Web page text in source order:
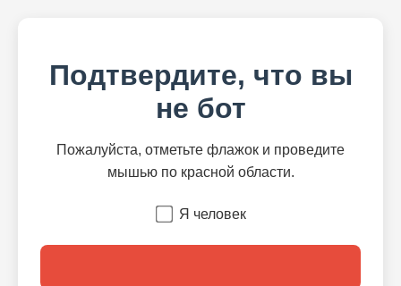
Подтвердите, что вы
не бот
Пожалуйста, отметьте флажок и проведите
мышью по красной области.
Я человек